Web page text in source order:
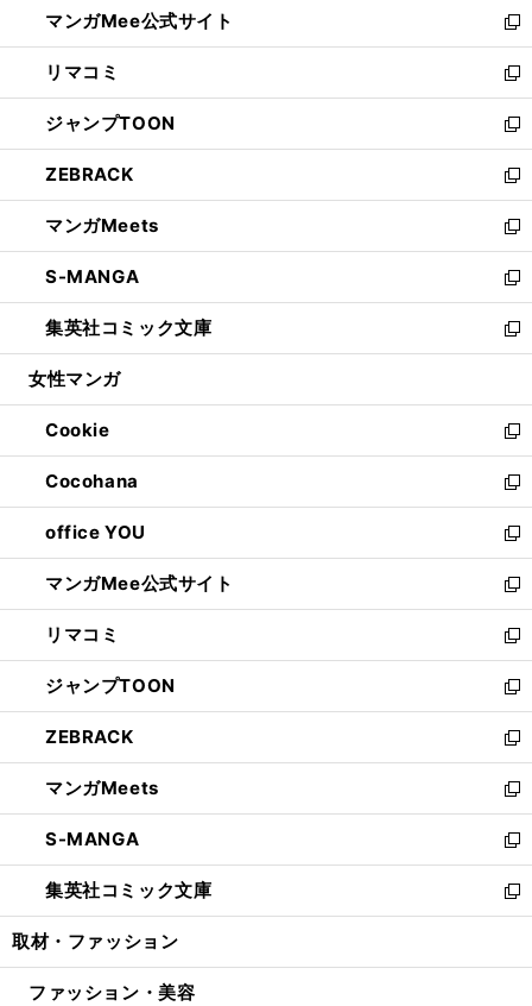
く
ド
ウ
で
開
く
ィ
ン
ド
ウ
で
開
く
い
ウ
ィ
ン
ド
ウ
で
開
く
マンガMee公式サイト
新
し
い
ウ
ィ
ン
ド
ウ
で
開
く
リマコミ
新
し
い
ウ
ィ
ン
ド
ウ
で
開
く
ジャンプTOON
新
し
い
ウ
ィ
ン
ド
ウ
で
開
ZEBRACK
新
し
い
ウ
ィ
ン
ド
ウ
開
く
マンガMeets
新
し
い
ウ
ィ
ン
ウ
で
開
く
S-MANGA
新
し
い
ウ
ン
ド
ウ
で
開
く
集英社コミック文庫
新
し
ウ
ィ
ン
ド
ウ
で
開
く
女性マンガ
Cookie
新
し
い
ウ
ィ
ン
ド
ウ
で
開
く
Cocohana
新
し
い
ウ
ィ
ン
ド
ウ
で
開
く
office YOU
新
し
い
ウ
ィ
ン
ド
ウ
で
開
く
マンガMee公式サイト
新
し
い
ウ
ィ
ン
ド
ウ
で
開
く
リマコミ
新
し
い
ウ
ィ
ン
ド
ウ
で
開
く
ジャンプTOON
新
し
い
ウ
ィ
ン
ド
ウ
で
開
ZEBRACK
新
し
い
ウ
ィ
ン
ド
ウ
開
マンガMeets
新
し
い
ウ
ィ
ン
ウ
S-MANGA
新
し
い
ウ
ン
集英社コミック文庫
新
し
ウ
取材・ファッション
ファッション・美容